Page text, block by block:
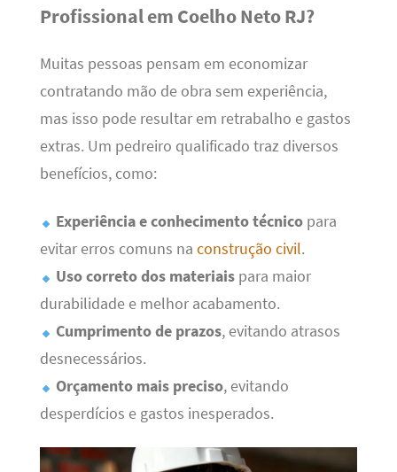
Profissional em Coelho Neto RJ?
Muitas pessoas pensam em economizar
contratando mão de obra sem experiência,
mas isso pode resultar em retrabalho e gastos
extras. Um pedreiro qualificado traz diversos
benefícios, como:
Experiência e conhecimento técnicopara
evitar erros comuns na construção civil.
Uso correto dos materiaispara maior
durabilidade e melhor acabamento.
Cumprimento de prazos, evitando atrasos
desnecessários.
Orçamento mais preciso, evitando
desperdícios e gastos inesperados.